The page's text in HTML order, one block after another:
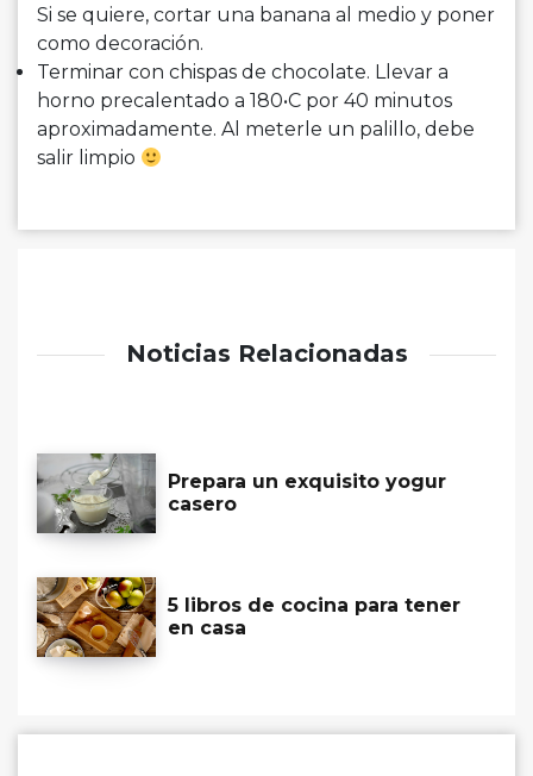
Si se quiere, cortar una banana al medio y poner
como decoración.
Terminar con chispas de chocolate. Llevar a
horno precalentado a 180•C por 40 minutos
aproximadamente. Al meterle un palillo, debe
salir limpio
Noticias Relacionadas
Prepara un exquisito yogur
casero
5 libros de cocina para tener
en casa